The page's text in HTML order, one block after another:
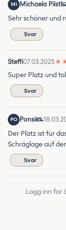
MI Michaela Pilstl
Sehr schöner und
Svar
Steffi07.03.2025★
Super Platz und
Svar
PO Ponsi
Der Platz ist für
Schräglage auf
Svar
Logg inn for